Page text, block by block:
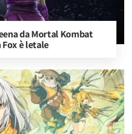
da Mortal Kombat
è letale